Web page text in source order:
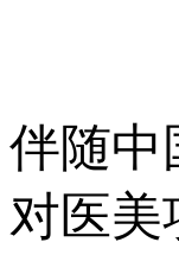
伴随中
对医美